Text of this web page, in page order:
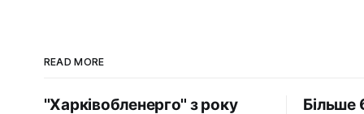
READ MORE
"Харківобленерго" з року
Більше